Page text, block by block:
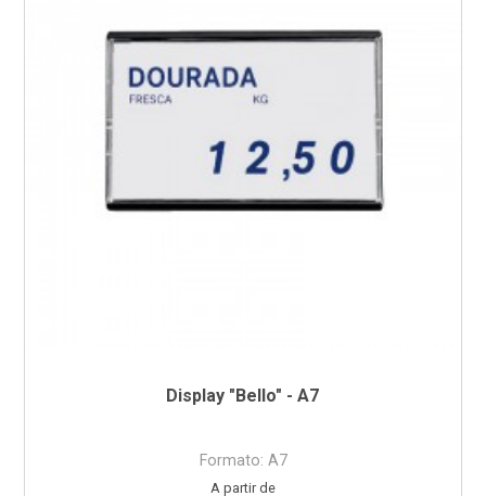
Display "Bello" - A7
Formato: A7
Preço
A partir de